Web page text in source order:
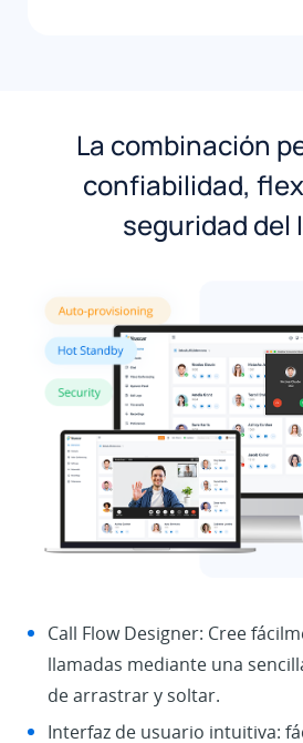
La combinación
confiabilidad,
seguridad del
Call Flow Designer: Cree
llamadas mediante una
de arrastrar y soltar.
Interfaz de usuario intuitiva: